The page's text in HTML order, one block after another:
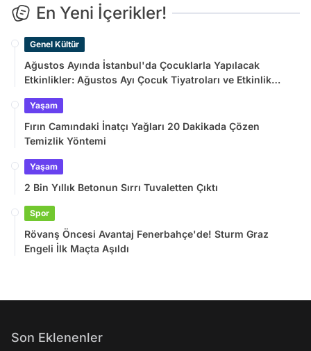
En Yeni İçerikler!
Genel Kültür
Ağustos Ayında İstanbul'da Çocuklarla Yapılacak
Etkinlikler: Ağustos Ayı Çocuk Tiyatroları ve Etkinlik
Yaşam
Fırın Camındaki İnatçı Yağları 20 Dakikada Çözen
Temizlik Yöntemi
Yaşam
2 Bin Yıllık Betonun Sırrı Tuvaletten Çıktı
Spor
Rövanş Öncesi Avantaj Fenerbahçe'de! Sturm Graz
Engeli İlk Maçta Aşıldı
Son Eklenenler